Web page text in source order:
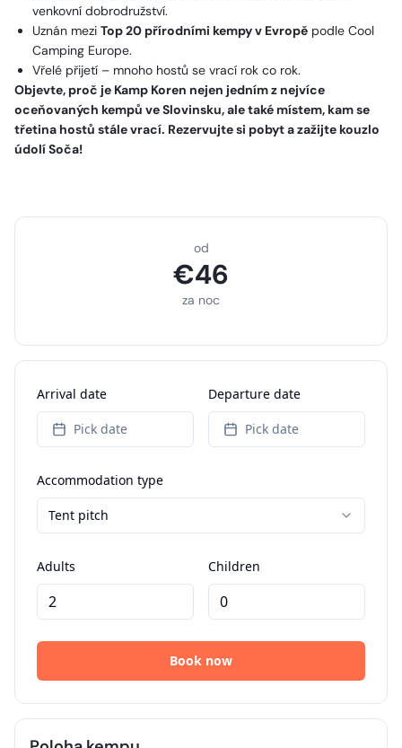
venkovní dobrodružství.
Uznán mezi Top 20 přírodními kempy v Evropě podle Cool
Camping Europe.
Vřelé přijetí – mnoho hostů se vrací rok co rok.
Objevte, proč je Kamp Koren nejen jedním z nejvíce
oceňovaných kempů ve Slovinsku, ale také místem, kam se
třetina hostů stále vrací. Rezervujte si pobyt a zažijte kouzlo
údolí Soča!
od
€46
za noc